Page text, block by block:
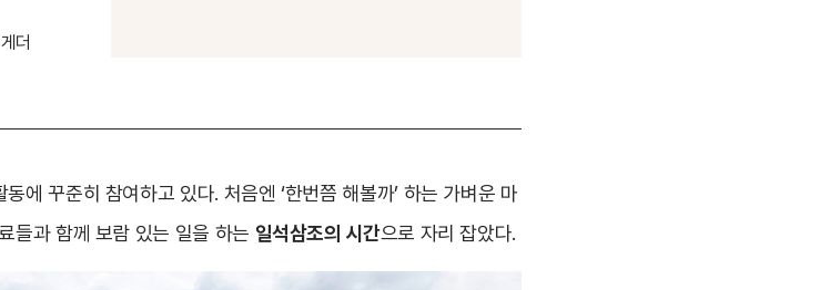
더
에 꾸준히 참여하고 있다. 처음엔 ‘한번쯤 해볼까’ 하는 가벼운 마
들과 함께 보람 있는 일을 하는 일석삼조의 시간으로 자리 잡았다.